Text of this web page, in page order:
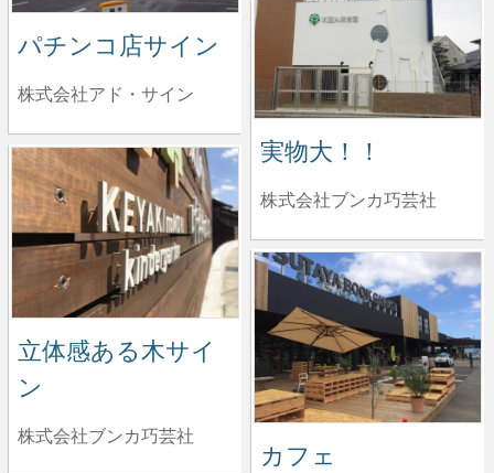
パチンコ店サイン
株式会社アド・サイン
実物大！！
株式会社ブンカ巧芸社
立体感ある木サイ
ン
株式会社ブンカ巧芸社
カフェ